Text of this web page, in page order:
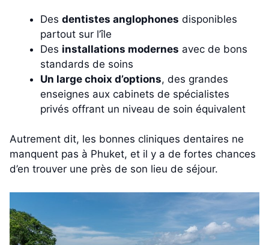
Des dentistes anglophones disponibles
partout sur l’île
Des installations modernes avec de bons
standards de soins
Un large choix d’options, des grandes
enseignes aux cabinets de spécialistes
privés offrant un niveau de soin équivalent
Autrement dit, les bonnes cliniques dentaires ne
manquent pas à Phuket, et il y a de fortes chances
d’en trouver une près de son lieu de séjour.